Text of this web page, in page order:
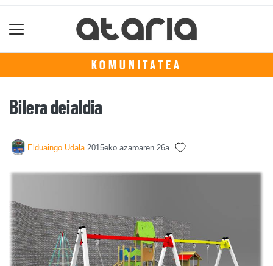
KOMUNITATEA
Bilera deialdia
Elduaingo Udala 2015eko azaroaren 26a